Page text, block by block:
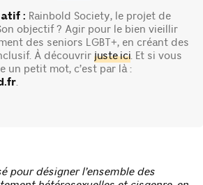
: Rainbold Society, le projet de
objectif ? Agir pour le bien vieillir
des seniors LGBT+, en créant des
À découvrir juste ici. Et si vous
un petit mot, c’est par là :
.
pour désigner l’ensemble des